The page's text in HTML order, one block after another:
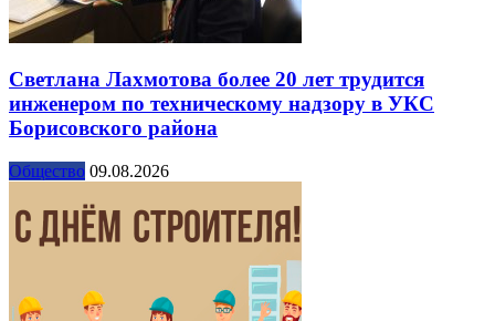
Светлана Лахмотова более 20 лет трудится
инженером по техническому надзору в УКС
Борисовского района
Общество 09.08.2026